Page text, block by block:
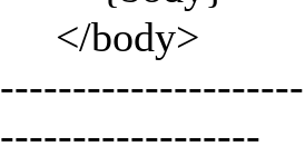
------------------